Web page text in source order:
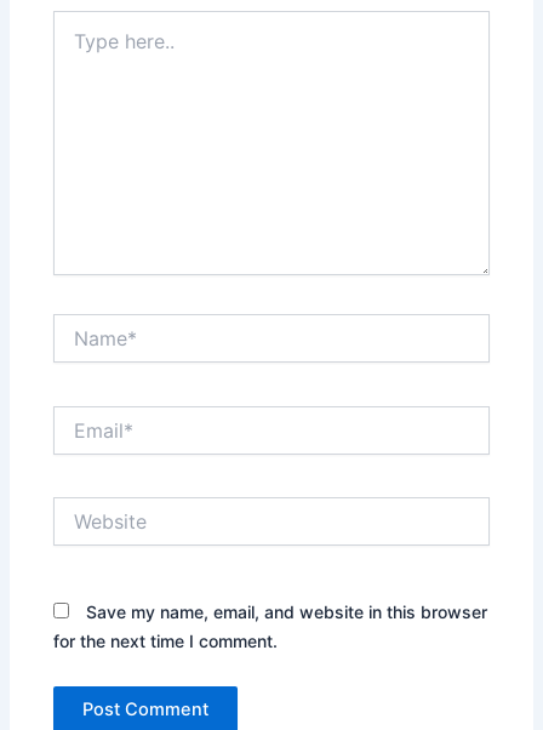
here..
Save my name, email, and website in this browser
for the next time I comment.